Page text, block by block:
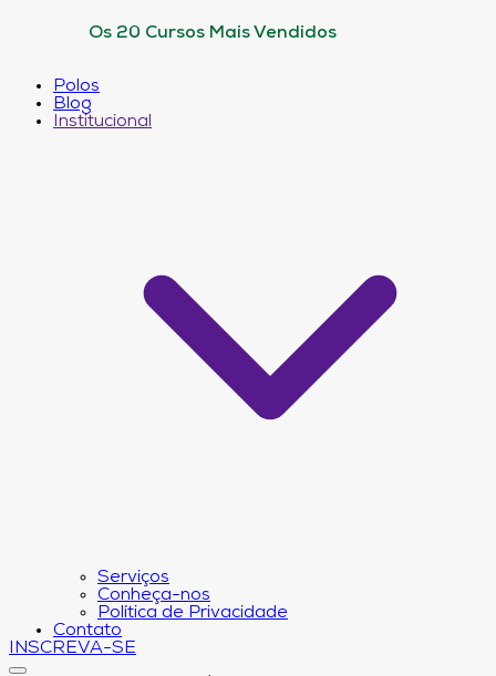
Os 20 Cursos Mais Vendidos
Polos
Blog
Institucional
Serviços
Conheça-nos
Política de Privacidade
Contato
INSCREVA-SE